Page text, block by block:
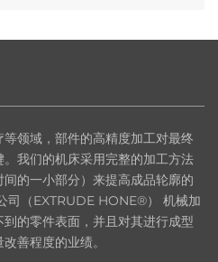
领域，部件的高精度加工对最终
我们的机床采用完整的加工方法
间的一小部分）来提高成品轮廓的
司（EXTRUDE HONE®） 机械加
的零件表面，并且对其进行成型
善程度的业绩。